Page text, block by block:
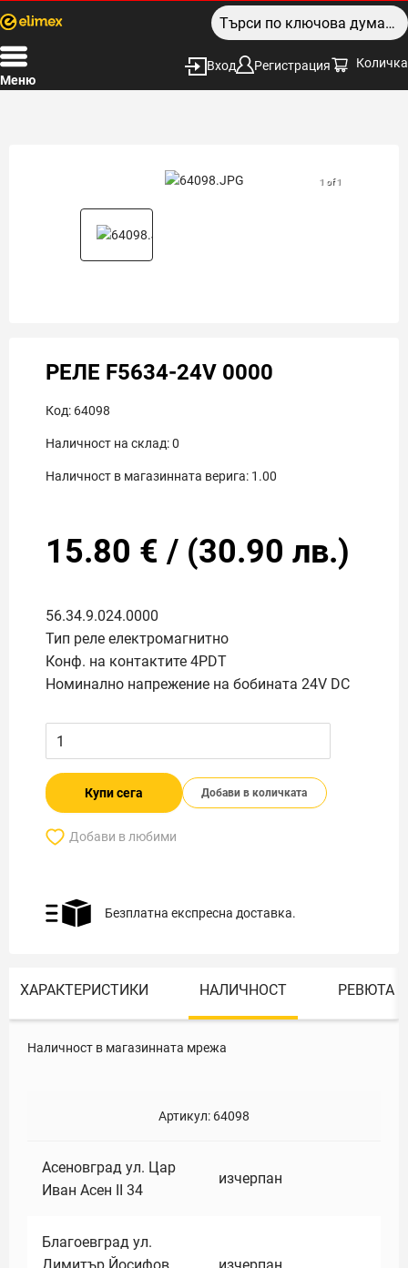
Меню
Вход Регистрация Количка
1 of 1
РЕЛЕ F5634-24V 0000
Код: 64098
Наличност на склад:0
Наличност в магазинната верига: 1.00
15.80 € / (30.90 лв.)
56.34.9.024.0000
Тип реле електромагнитно
Конф. на контактите 4PDT
Номинално напрежение на бобината 24V DC
Купи сега Добави в количката
Добави в любими
Безплатна експресна доставка.
ХАРАКТЕРИСТИКИ НАЛИЧНОСТ РЕВЮТА
Наличност в магазинната мрежа
Артикул: 64098
Асеновград ул. Цар
Иван Асен II 34
изчерпан
Благоевград ул.